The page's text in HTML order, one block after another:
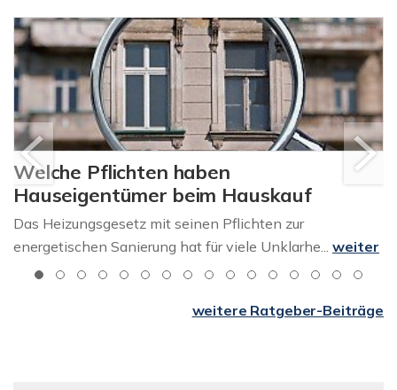
Welche Pflichten haben
Hauseigentümer beim Hauskauf
Das Heizungsgesetz mit seinen Pflichten zur
energetischen Sanierung hat für viele Unklarhe... weiter
weitere Ratgeber-Beiträge